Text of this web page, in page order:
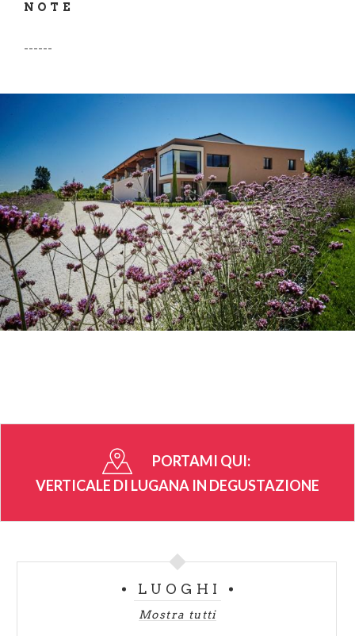
NOTE
------
PORTAMI QUI:
VERTICALE DI LUGANA IN DEGUSTAZIONE
LUOGHI
Mostra tutti